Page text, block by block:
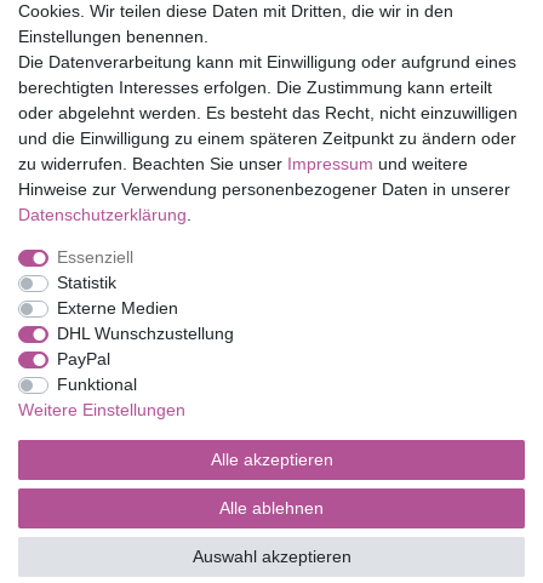
Eduplay
Folia Bringmann
Shop
Mein Konto
Service
Versandkosten
Impressum
Barrierefreiheitserklärung
Cookies. Wir teilen diese Daten mit Dritten, die wir in den
Einstellungen benennen.
Die Datenverarbeitung kann mit Einwilligung oder aufgrund eines
berechtigten Interesses erfolgen. Die Zustimmung kann erteilt
oder abgelehnt werden. Es besteht das Recht, nicht einzuwilligen
und die Einwilligung zu einem späteren Zeitpunkt zu ändern oder
zu widerrufen. Beachten Sie unser Impressum und weitere
Hinweise zur Verwendung personenbezogener Daten in unserer
Daten­schutz­erklärung
Essenziell
Statistik
Externe Medien
DHL Wunschzustellung
PayPal
Funktional
Weitere Einstellungen
Alle akzeptieren
Alle ablehnen
Auswahl akzeptieren